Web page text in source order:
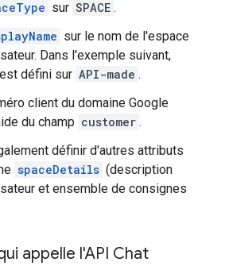
sur SPACE .
sur le nom de l'espace
Dans l'exemple suivant,
est défini sur API-made .
client du domaine Google
du champ customer .
définir d'autres attributs
spaceDetails (description
et ensemble de consignes
appelle l'API Chat